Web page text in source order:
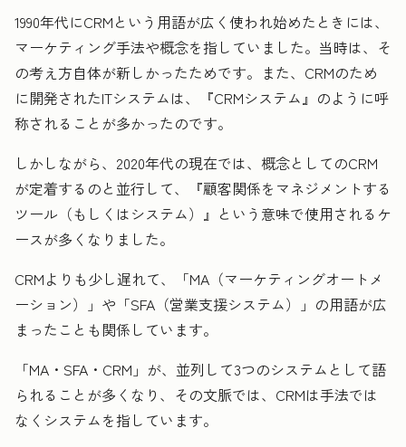
1990年代にCRMという用語が広く使われ始めたときには、
マーケティング手法や概念を指していました。当時は、そ
の考え方自体が新しかったためです。また、CRMのため
に開発されたITシステムは、『CRMシステム』のように呼
称されることが多かったのです。
しかしながら、2020年代の現在では、概念としてのCRM
が定着するのと並行して、『顧客関係をマネジメントする
ツール（もしくはシステム）』という意味で使用されるケ
ースが多くなりました。
CRMよりも少し遅れて、「MA（マーケティングオートメ
ーション）」や「SFA（営業支援システム）」の用語が広
まったことも関係しています。
「MA・SFA・CRM」が、並列して3つのシステムとして語
られることが多くなり、その文脈では、CRMは手法では
なくシステムを指しています。